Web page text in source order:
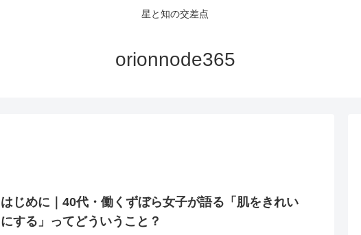
星と知の交差点
orionnode365
はじめに｜40代・働くずぼら女子が語る「肌をきれい
にする」ってどういうこと？